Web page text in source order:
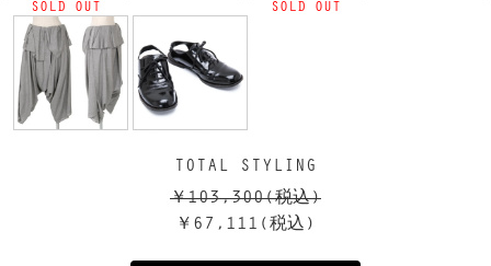
SOLD OUT SOLD OUT
TOTAL STYLING
￥103,300(税込)
￥67,111 (税込)